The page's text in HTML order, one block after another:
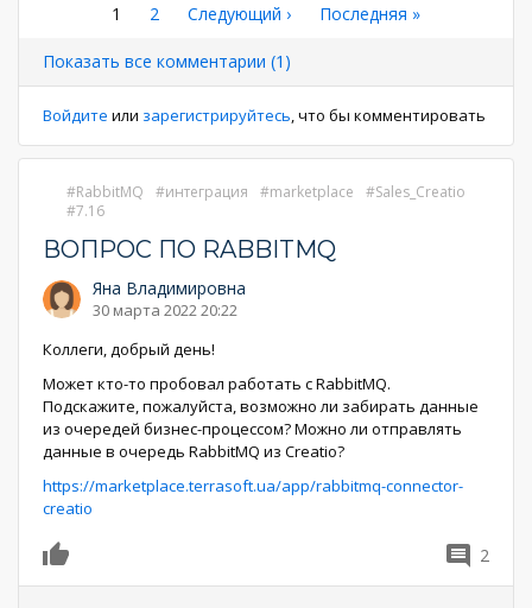
Нумерация
страниц
Текущая
1 Страница
2
Следующая
Следующий ›
Последняя
Последняя »
Показать все комментарии (1)
Войдите или зарегистрируйтесь, что бы комментировать
RabbitMQ интеграция marketplace
Sales_Creatio
7.16
ВОПРОС ПО RABBITMQ
Яна Владимировна
30 марта 2022 20:22
Коллеги, добрый день!
Может кто-то пробовал работать с RabbitMQ.
Подскажите, пожалуйста, возможно ли забирать данные
из очередей бизнес-процессом? Можно ли отправлять
данные в очередь RabbitMQ из Creatio?
https://marketplace.terrasoft.ua/app/rabbitmq-connector-
creatio
2